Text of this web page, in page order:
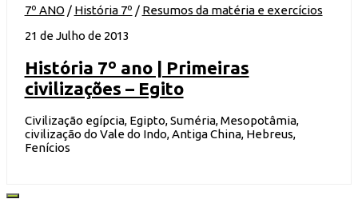
7º ANO / História 7º / Resumos da matéria e exercícios
21 de Julho de 2013
História 7º ano | Primeiras
civilizações – Egito
Civilização egípcia, Egipto, Suméria, Mesopotâmia,
civilização do Vale do Indo, Antiga China, Hebreus,
Fenícios